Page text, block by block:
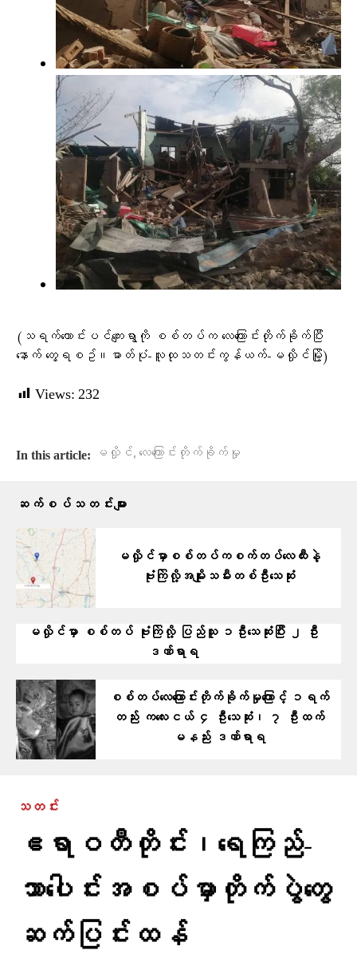
(သရက်ကောင်းပင်ကျေးရွာကို စစ်တပ်က လေကြောင်းတိုက်ခိုက်ပြီး
နောက် တွေ့ရစဥ်။ဓာတ်ပုံ-လူထုသတင်းကွန်ယက်-မလှိုင်မြို့)
Views: 232
In this article: မလှိုင်, လေကြောင်းတိုက်ခိုက်မှု
ဆက်စပ်သတင်းများ
မလှိုင်မှာစစ်တပ်ကစက်တပ်လေထီးနဲ့
ဗုံးကြဲလို့အမျိုးသမီးတစ်ဦးသေဆုံး
မလှိုင်မှာ စစ်တပ် ဗုံးကြဲလို့ ပြည်သူ ၁ဦးသေဆုံးပြီး ၂ ဦး
ဒဏ်ရာရ
စစ်တပ်လေကြောင်းတိုက်ခိုက်မှုကြောင့် ၁ရက်
တည်း ကလေးငယ် ၄ ဦးသေဆုံး၊ ၇ ဦးထက်
မနည်း ဒဏ်ရာရ
သတင်း
ဧရာဝတီတိုင်း၊ရေကြည်-
သာ​ပေါင်းအစပ်မှာတိုက်ပွဲတွေ
ဆက်ပြင်းထန်